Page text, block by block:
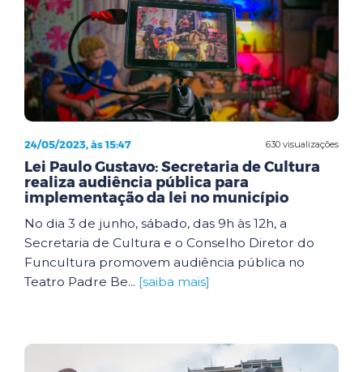
630 visualizações
24/05/2023, às 15:47
Lei Paulo Gustavo: Secretaria de Cultura
realiza audiência pública para
implementação da lei no município
No dia 3 de junho, sábado, das 9h às 12h, a
Secretaria de Cultura e o Conselho Diretor do
Funcultura promovem audiência pública no
Teatro Padre Be... [saiba mais]